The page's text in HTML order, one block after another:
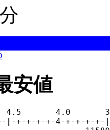
安値
4.0
+-+-+-+-4-+-+-+-+-|-